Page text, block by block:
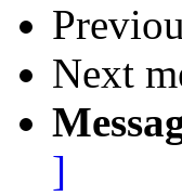
Next
]